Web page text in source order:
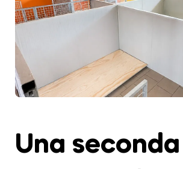
Una seconda